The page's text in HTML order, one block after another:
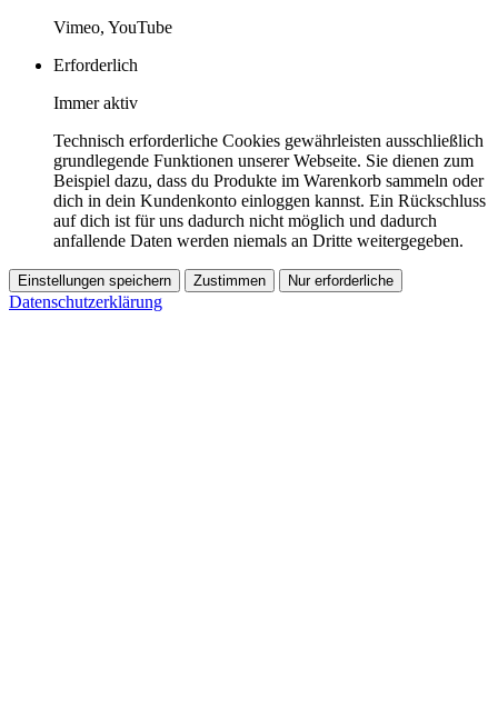
Vimeo, YouTube
Erforderlich
Immer aktiv
Technisch erforderliche Cookies gewährleisten ausschließlich
grundlegende Funktionen unserer Webseite. Sie dienen zum
Beispiel dazu, dass du Produkte im Warenkorb sammeln oder
dich in dein Kundenkonto einloggen kannst. Ein Rückschluss
auf dich ist für uns dadurch nicht möglich und dadurch
anfallende Daten werden niemals an Dritte weitergegeben.
Einstellungen speichern Zustimmen Nur erforderliche
Datenschutzerklärung